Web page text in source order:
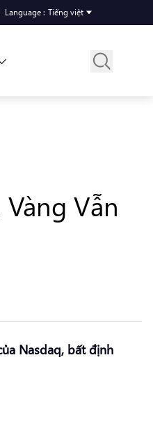
Language : Tiếng việt
Vẫn
Nasdaq, bất định